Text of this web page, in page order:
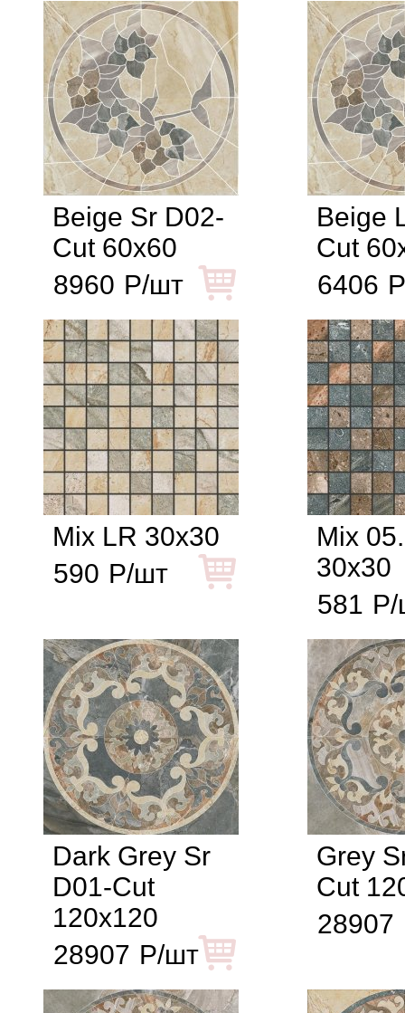
Beige Sr D02-
Cut 60x60
8960 Р/шт
Beige
Cut
6406
Mix LR 30x30
590 Р/шт
Mix
30x30
581 Р/
Dark Grey Sr
D01-Cut
120x120
28907 Р/шт
Grey
Cut
28907